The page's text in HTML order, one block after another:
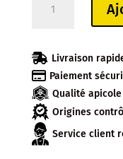
CLAPET
CHROME
2''
(50MM)
 Livraison
 Paiement
Qualité
Origines
Service client